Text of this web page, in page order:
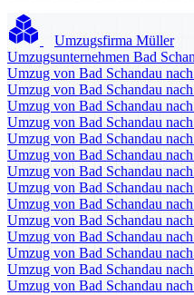
Umzugsfirma Müller
Umzugsunternehmen Bad
Umzug von Bad Schandau
Umzug von Bad Schandau
Umzug von Bad Schandau
Umzug von Bad Schandau
Umzug von Bad Schandau
Umzug von Bad Schandau
Umzug von Bad Schandau
Umzug von Bad Schandau
Umzug von Bad Schandau
Umzug von Bad Schandau nach
Umzug von Bad Schandau
Umzug von Bad Schandau
Umzug von Bad Schandau
Umzug von Bad Schandau